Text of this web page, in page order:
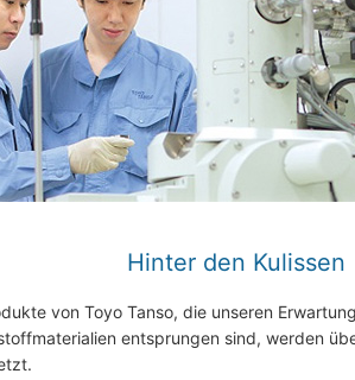
Hinter den Kulissen
von Toyo Tanso, die unseren
entsprungen sind, werden